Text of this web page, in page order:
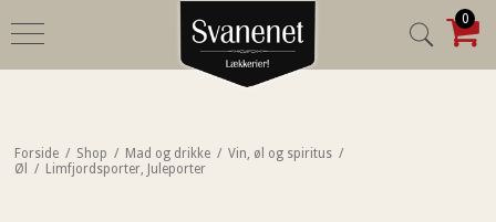
0
Forside / Shop / Mad og drikke / Vin, øl og spiritus /
Øl
/ Limfjordsporter, Juleporter